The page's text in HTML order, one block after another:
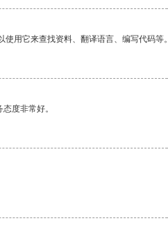
用它来查找资料、翻译语言、编写代码等。
度非常好。